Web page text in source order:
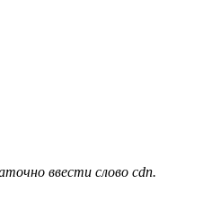
ввести слово cdn.